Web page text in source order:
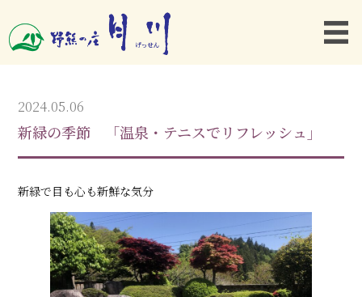
新緑の季節 「温泉・テニスでリフレッシュ」
2024.05.06
新緑で目も心も新鮮な気分